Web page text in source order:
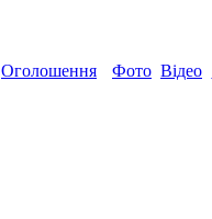
Оголошення Фото Відео